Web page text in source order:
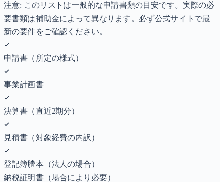
注意: このリストは一般的な申請書類の目安です。実際の必
要書類は補助金によって異なります。必ず公式サイトで最
新の要件をご確認ください。
申請書（所定の様式）
事業計画書
決算書（直近2期分）
見積書（対象経費の内訳）
登記簿謄本（法人の場合）
納税証明書（場合により必要）